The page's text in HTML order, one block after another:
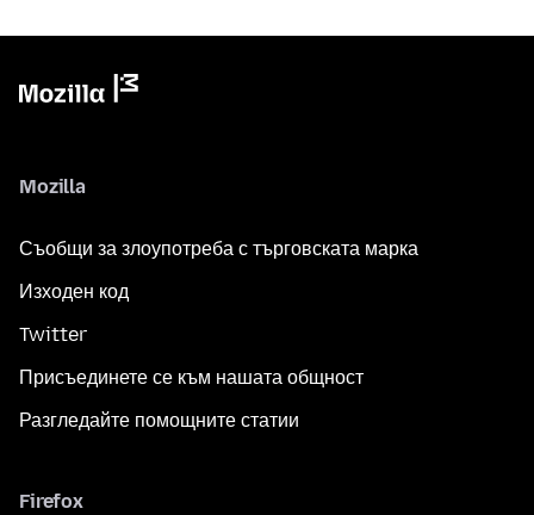
Mozilla
Съобщи за злоупотреба с търговската марка
Изходен код
Twitter
Присъединете се към нашата общност
Разгледайте помощните статии
Firefox